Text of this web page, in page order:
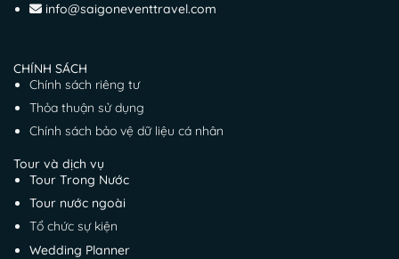
info@saigoneventtravel.com
CHÍNH SÁCH
Chính sách riêng tư
Thỏa thuận sử dụng
Chính sách bảo vệ dữ liệu cá nhân
Tour và dịch vụ
Tour Trong Nước
Tour nước ngoài
Tổ chức sự kiện
Wedding Planner